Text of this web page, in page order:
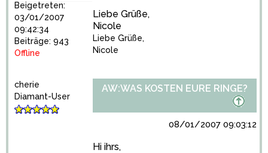
Beigetreten:
03/01/2007
09:42:34
Beiträge: 943
Offline
Liebe Grüße,
Nicole
Liebe Grüße,
Nicole
cherie
Diamant-User
AW:WAS KOSTEN EURE RINGE?
08/01/2007 09:03:12
Hi ihrs,